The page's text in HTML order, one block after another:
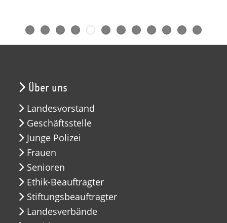
Über uns
Landesvorstand
Geschäftsstelle
Junge Polizei
Frauen
Senioren
Ethik-Beauftragter
Stiftungsbeauftragter
Landesverbände